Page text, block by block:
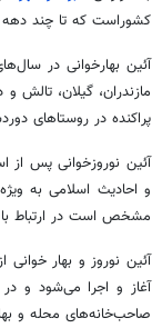
کشوراست که تا چند
آئین بهارخوانی در
مازندران، گیلان، تالش و
پراکنده در روستاهای
آئین نوروزخوانیپس از
و احادیث اسلامی به
مشخص است در ارتباط با
آئین نوروز و بهار خوانی
آغاز و اجرا می‌شود و
صاحب‌خانه‌های محله و